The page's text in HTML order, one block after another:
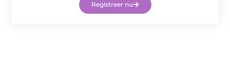
Registreer nu